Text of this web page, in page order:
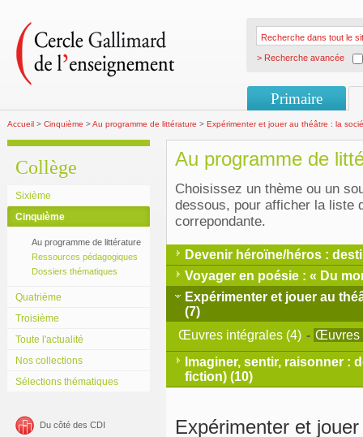
> Recherche avancée
Primaire
Accueil > Cinquième >Au programme de littérature > Expérimenter et jouer au théâtre : la
Collège
Sixième
Cinquième
Au programme de littérature
Ressources pédagogiques
Dossiers thématiques
Quatrième
Troisième
Toute l'actualité
Nos collections
Sélections thématiques
Du côté des CDI
Au programme de
Choisissez un thème ou un
dessous, pour afficher la liste
correpondante.
Devenir héroïne/héros :
Voyager en poésie : « Du
Expérimenter et jouer au
(7)
Œuvres intégrales (4) - Œuvres
Imaginer, sentir, raisonner :
fiction) (10)
Expérimenter et